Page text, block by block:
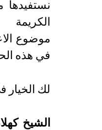
نستفيدها
موضوع
في هذه
لك الخيار
الشيخ